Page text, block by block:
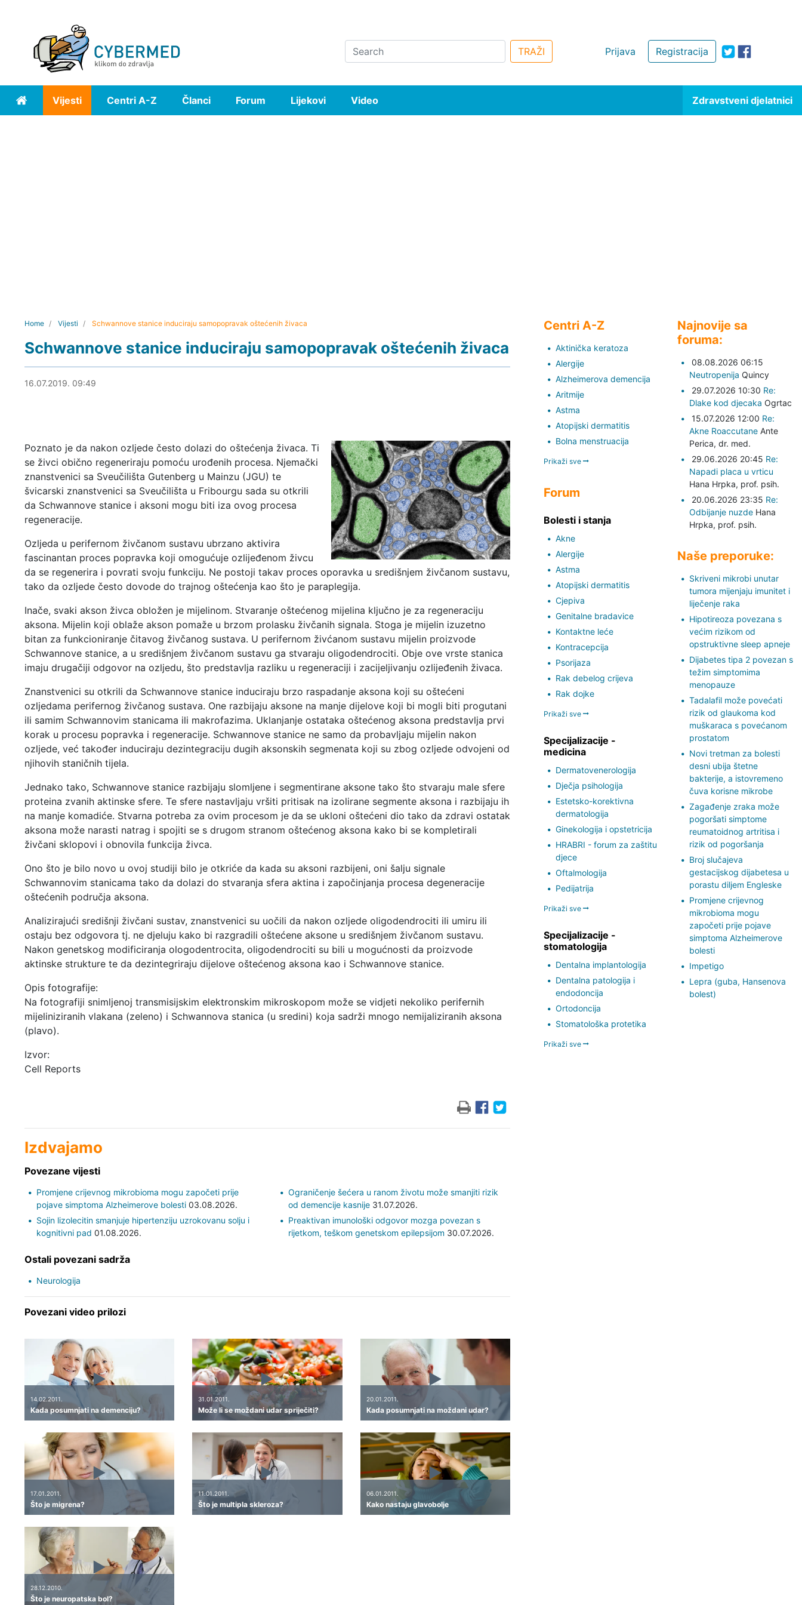
Registracija
Prijava
Search TRAŽI
Home Vijesti Centri A-Z Članci Forum Lijekovi Video Zdravstveni djelatnici
Home Vijesti Schwannove stanice induciraju samopopravak oštećenih živaca
Schwannove stanice induciraju samopopravak oštećenih živaca
05.08.2019. 22:21
16.07.2019. 09:49
Poznato je da nakon ozljede često dolazi do oštećenja živaca. Ti
se živci obično regeneriraju pomoću urođenih procesa. Njemački
znanstvenici sa Sveučilišta Gutenberg u Mainzu (JGU) te
švicarski znanstvenici sa Sveučilišta u Fribourgu sada su otkrili
da Schwannove stanice i aksoni mogu biti iza ovog procesa
regeneracije.
Ozljeda u perifernom živčanom sustavu ubrzano aktivira
fascinantan proces popravka koji omogućuje ozlijeđenom živcu
da se regenerira i povrati svoju funkciju. Ne postoji takav proces oporavka u središnjem živčanom sustavu,
tako da ozljede često dovode do trajnog oštećenja kao što je paraplegija.
Inače, svaki akson živca obložen je mijelinom. Stvaranje oštećenog mijelina ključno je za regeneraciju
aksona. Mijelin koji oblaže akson pomaže u brzom prolasku živčanih signala. Stoga je mijelin izuzetno
bitan za funkcioniranje čitavog živčanog sustava. U perifernom živćanom sustavu mijelin proizvode
Schwannove stanice, a u središnjem živčanom sustavu ga stvaraju oligodendrociti. Obje ove vrste stanica
imaju drugačiji odgovor na ozljedu, što predstavlja razliku u regeneraciji i zacijeljivanju ozlijeđenih živaca.
Znanstvenici su otkrili da Schwannove stanice induciraju brzo raspadanje aksona koji su oštećeni
ozljedama perifernog živčanog sustava. One razbijaju aksone na manje dijelove koji bi mogli biti progutani
ili samim Schwannovim stanicama ili makrofazima. Uklanjanje ostataka oštećenog aksona predstavlja prvi
korak u procesu popravka i regeneracije. Schwannove stanice ne samo da probavljaju mijelin nakon
ozljede, već također induciraju dezintegraciju dugih aksonskih segmenata koji su zbog ozljede odvojeni od
njihovih staničnih tijela.
Jednako tako, Schwannove stanice razbijaju slomljene i segmentirane aksone tako što stvaraju male sfere
proteina zvanih aktinske sfere. Te sfere nastavljaju vršiti pritisak na izolirane segmente aksona i razbijaju ih
na manje komadiće. Stvarna potreba za ovim procesom je da se ukloni oštećeni dio tako da zdravi ostatak
aksona može narasti natrag i spojiti se s drugom stranom oštećenog aksona kako bi se kompletirali
živčani sklopovi i obnovila funkcija živca.
Ono što je bilo novo u ovoj studiji bilo je otkriće da kada su aksoni razbijeni, oni šalju signale
Schwannovim stanicama tako da dolazi do stvaranja sfera aktina i započinjanja procesa degeneracije
oštećenih područja aksona.
Analizirajući središnji živčani sustav, znanstvenici su uočili da nakon ozljede oligodendrociti ili umiru ili
ostaju bez odgovora tj. ne djeluju kako bi razgradili oštećene aksone u središnjem živčanom sustavu.
Nakon genetskog modificiranja ologodentrocita, oligodendrociti su bili u mogućnosti da proizvode
aktinske strukture te da dezintegriraju dijelove oštećenog aksona kao i Schwannove stanice.
Opis fotografije:
Na fotografiji snimljenoj transmisijskim elektronskim mikroskopom može se vidjeti nekoliko perifernih
mijeliniziranih vlakana (zeleno) i Schwannova stanica (u sredini) koja sadrži mnogo nemijaliziranih aksona
(plavo).
Izvor:
Cell Reports
Izdvajamo
Povezane vijesti
Promjene crijevnog mikrobioma mogu započeti prije
pojave simptoma Alzheimerove bolesti03.08.2026.
Sojin lizolecitin smanjuje hipertenziju uzrokovanu solju i
kognitivni pad 01.08.2026.
Ograničenje šećera u ranom životu može smanjiti rizik
od demencije kasnije 31.07.2026.
Preaktivan imunološki odgovor mozga povezan s
rijetkom, teškom genetskom epilepsijom 30.07.2026.
Ostali povezani sadrža
Neurologija
Povezani video prilozi
14.02.2011.
Kada posumnjati na demenciju?
31.01.2011.
Može li se moždani udar spriječiti?
20.01.2011.
Kada posumnjati na moždani udar?
17.01.2011.
Što je migrena?
11.01.2011.
Što je multipla skleroza?
06.01.2011.
Kako nastaju glavobolje
28.12.2010.
Što je neuropatska bol?
Centri A-Z
Aktinička keratoza
Alergije
Alzheimerova demencija
Aritmije
Astma
Atopijski dermatitis
Bolna menstruacija
Prikaži sve
Forum
Bolesti i stanja
Akne
Alergije
Astma
Atopijski dermatitis
Cjepiva
Genitalne bradavice
Kontaktne leće
Kontracepcija
Psorijaza
Rak debelog crijeva
Rak dojke
Prikaži sve
Specijalizacije -
medicina
Dermatovenerologija
Dječja psihologija
Estetsko-korektivna
dermatologija
Ginekologija i opstetricija
HRABRI - forum za zaštitu
djece
Oftalmologija
Pedijatrija
Prikaži sve
Specijalizacije -
stomatologija
Dentalna implantologija
Dentalna patologija i
endodoncija
Ortodoncija
Stomatološka protetika
Prikaži sve
Najnovije sa
foruma:
08.08.2026 06:15
Neutropenija Quincy
29.07.2026 10:30 Re:
Dlake kod djecaka Ogrtac
15.07.2026 12:00 Re:
Akne Roaccutane Ante
Perica, dr. med.
29.06.2026 20:45 Re:
Napadi placa u vrticu
Hana Hrpka, prof. psih.
20.06.2026 23:35 Re:
Odbijanje nuzde Hana
Hrpka, prof. psih.
Naše preporuke:
Skriveni mikrobi unutar
tumora mijenjaju imunitet i
liječenje raka
Hipotireoza povezana s
većim rizikom od
opstruktivne sleep apneje
Dijabetes tipa 2 povezan s
težim simptomima
menopauze
Tadalafil može povećati
rizik od glaukoma kod
muškaraca s povećanom
prostatom
Novi tretman za bolesti
desni ubija štetne
bakterije, a istovremeno
čuva korisne mikrobe
Zagađenje zraka može
pogoršati simptome
reumatoidnog artritisa i
rizik od pogoršanja
Broj slučajeva
gestacijskog dijabetesa u
porastu diljem Engleske
Promjene crijevnog
mikrobioma mogu
započeti prije pojave
simptoma Alzheimerove
bolesti
Impetigo
Lepra (guba, Hansenova
bolest)